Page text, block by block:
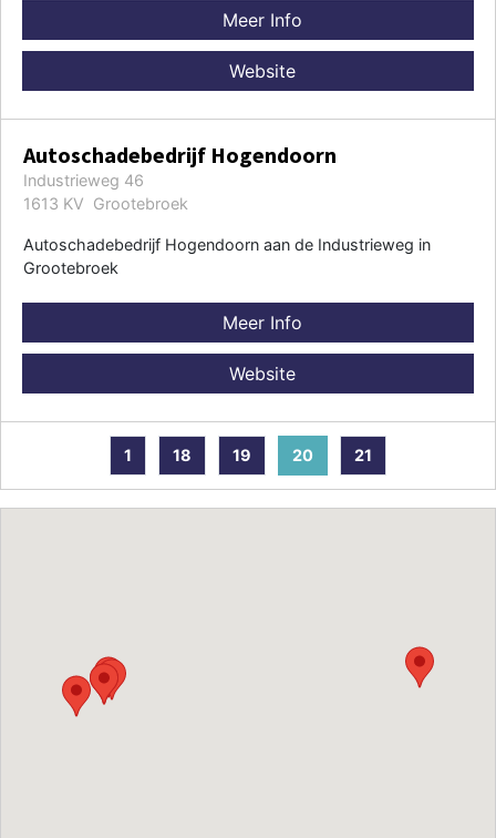
Meer Info
Website
Autoschadebedrijf Hogendoorn
Industrieweg 46
1613 KV Grootebroek
Autoschadebedrijf Hogendoorn aan de Industrieweg in
Grootebroek
Meer Info
Website
1 18 19 20 21